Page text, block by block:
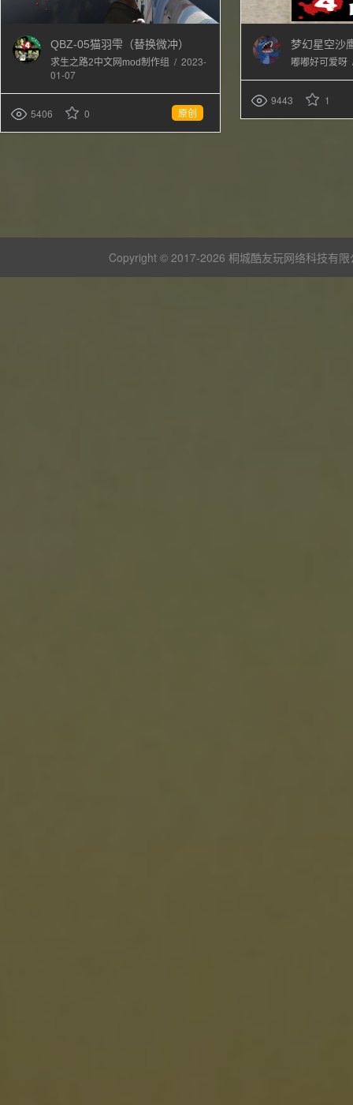
QBZ-05猫羽雫（替换微冲）
求生之路2中文网mod制作组 / 2023-
01-07
5406 0 原创
梦幻星空沙
嘟嘟好可爱呀
9443 1
Copyright © 2017-2026 桐城酷友玩网络科技有